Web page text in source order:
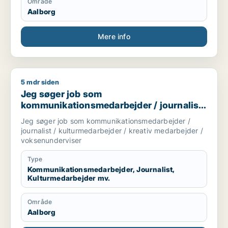
Aalborg
Mere info
Jeg søger job som kommunikationsmedarbejder /
5 mdr siden
Jeg søger job som
kommunikationsmedarbejder / journalist
/ kulturmedarbejder / kreativ medarbejder
/ voksenunderviser
Jeg søger job som kommunikationsmedarbejder /
journalist / kulturmedarbejder / kreativ medarbejder /
voksenunderviser
Type
Kommunikationsmedarbejder, Journalist,
Kulturmedarbejder mv.
Område
Aalborg